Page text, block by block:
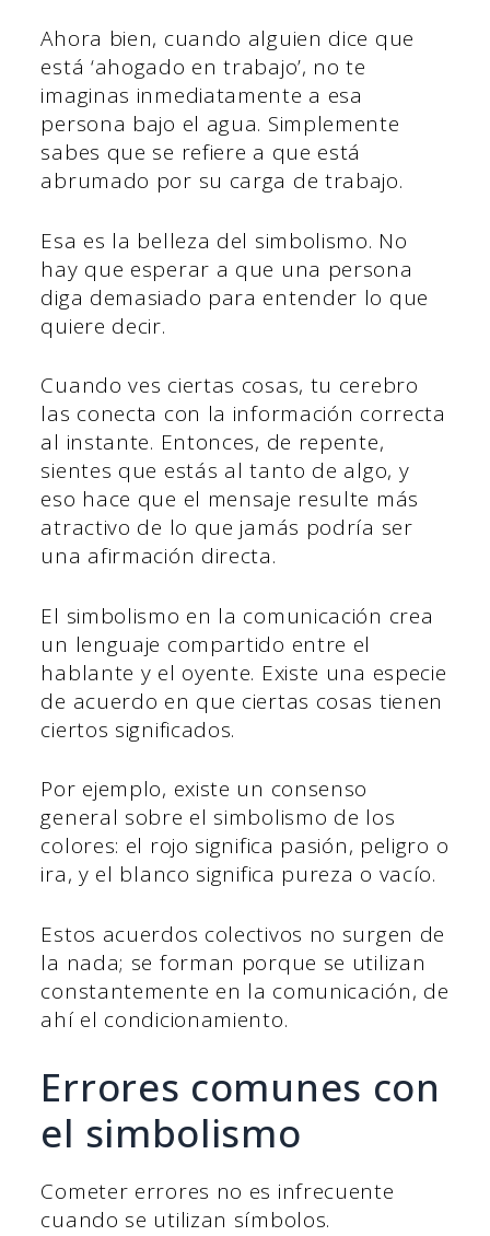
Ahora bien, cuando alguien dice que
está ‘ahogado en trabajo’, no te
imaginas inmediatamente a esa
persona bajo el agua. Simplemente
sabes que se refiere a que está
abrumado por su carga de trabajo.
Esa es la belleza del simbolismo. No
hay que esperar a que una persona
diga demasiado para entender lo que
quiere decir.
Cuando ves ciertas cosas, tu cerebro
las conecta con la información correcta
al instante. Entonces, de repente,
sientes que estás al tanto de algo, y
eso hace que el mensaje resulte más
atractivo de lo que jamás podría ser
una afirmación directa.
El simbolismo en la comunicación crea
un lenguaje compartido entre el
hablante y el oyente. Existe una especie
de acuerdo en que ciertas cosas tienen
ciertos significados.
Por ejemplo, existe un consenso
general sobre el simbolismo de los
colores: el rojo significa pasión, peligro o
ira, y el blanco significa pureza o vacío.
Estos acuerdos colectivos no surgen de
la nada; se forman porque se utilizan
constantemente en la comunicación, de
ahí el condicionamiento.
Errores comunes con
el simbolismo
Cometer errores no es infrecuente
cuando se utilizan símbolos.